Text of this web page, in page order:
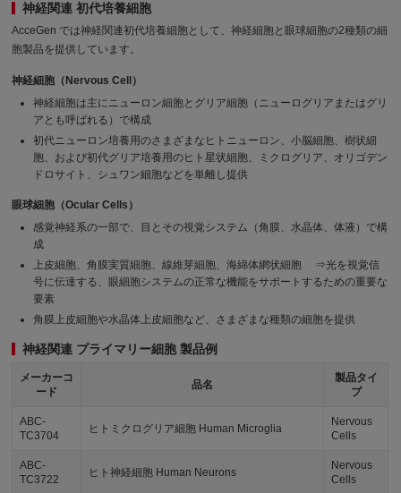
神経関連 初代培養細胞
AcceGen では神経関連初代培養細胞として、神経細胞と眼球細胞の2種類の細
胞製品を提供しています。
神経細胞（Nervous Cell）
神経細胞は主にニューロン細胞とグリア細胞（ニューログリアまたはグリ
アとも呼ばれる）で構成
初代ニューロン培養用のさまざまなヒトニューロン、小脳細胞、樹状細
胞、および初代グリア培養用のヒト星状細胞、ミクログリア、オリゴデン
ドロサイト、シュワン細胞などを単離し提供
眼球細胞（Ocular Cells）
感覚神経系の一部で、目とその視覚システム（角膜、水晶体、体液）で構
成
上皮細胞、角膜実質細胞、線維芽細胞、海綿体網状細胞 ⇒光を視覚信
号に伝達する、眼細胞システムの正常な機能をサポートするための重要な
要素
角膜上皮細胞や水晶体上皮細胞など、さまざまな種類の細胞を提供
神経関連 プライマリー細胞 製品例
メーカーコ
ード
品名
製品タイ
プ
ABC-
TC3704
ヒトミクログリア細胞 Human Microglia
Nervous
Cells
ABC-
TC3722
ヒト神経細胞 Human Neurons
Nervous
Cells